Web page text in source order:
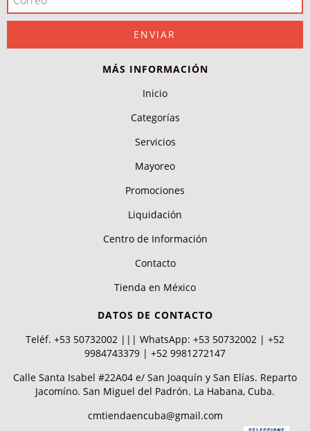
MÁS INFORMACIÓN
Inicio
Categorías
Servicios
Mayoreo
Promociones
Liquidación
Centro de Información
Contacto
Tienda en México
DATOS DE CONTACTO
Teléf. +53 50732002 ||| WhatsApp: +53 50732002 | +52
9984743379 | +52 9981272147
Calle Santa Isabel #22A04 e/ San Joaquín y San Elías. Reparto
Jacomíno. San Miguel del Padrón. La Habana, Cuba.
cmtiendaencuba@gmail.com